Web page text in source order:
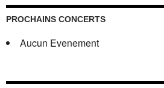
PROCHAINS CONCERTS
Aucun Evenement